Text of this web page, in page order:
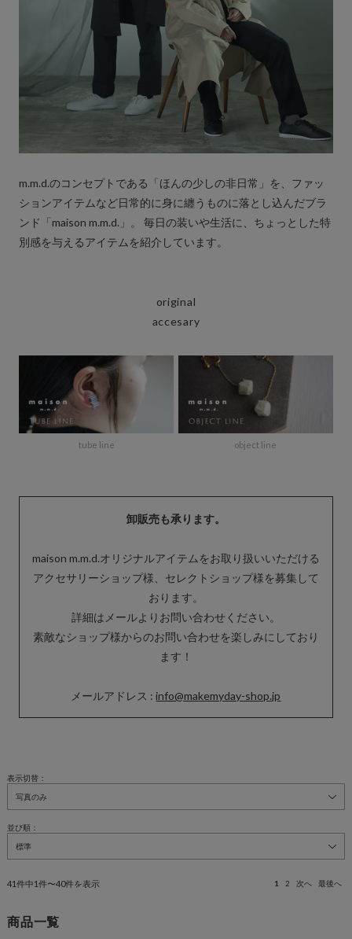
m.m.d.のコンセプトである「ほんの少しの非日常」を、ファッ
ションアイテムなど日常的に身に纏うものに落とし込んだブラ
ンド「maison m.m.d.」。 毎日の装いや生活に、ちょっとした特
別感を与えるアイテムを紹介しています。
original
accesary
tube line object line
卸販売も承ります。
maison m.m.d.オリジナルアイテムをお取り扱いいただける
アクセサリーショップ様、セレクトショップ様を募集して
おります。
詳細はメールよりお問い合わせください。
素敵なショップ様からのお問い合わせを楽しみにしており
ます！
メールアドレス :info@makemyday-shop.jp
表示切替：
並び順：
41件中1件〜40件を表示 1 2 次へ 最後へ
商品一覧